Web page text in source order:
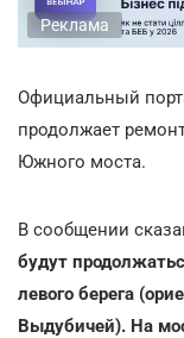
Реклама
Официальный
продолжает
Южного моста.
В сообщении
будут
левого берега
Выдубичей). На